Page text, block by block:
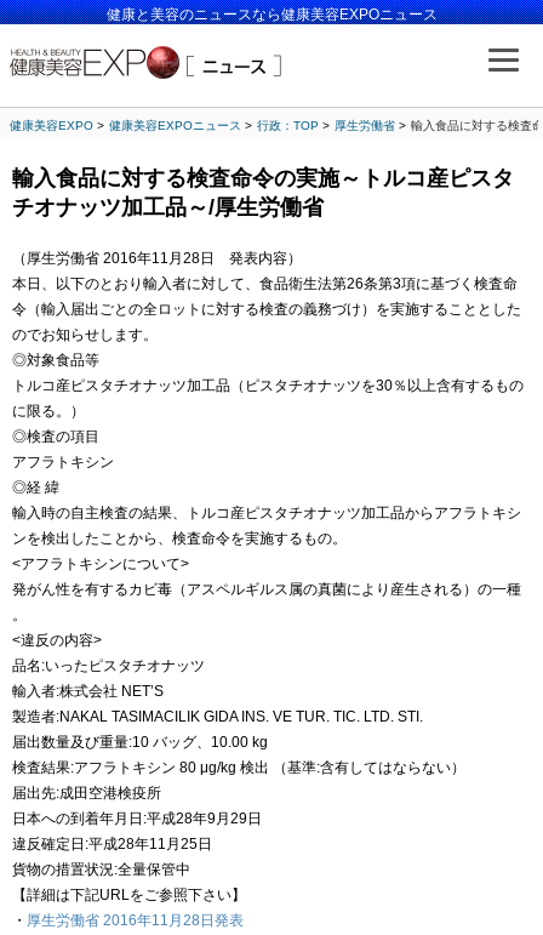
健康と美容のニュースなら健康美容EXPOニュース
健康美容EXPO 健康美容EXPOニュース 行政：TOP 厚生労働省 輸入食品に対する検査
輸入食品に対する検査命令の実施～トルコ産ピスタ
チオナッツ加工品～/厚生労働省
（厚生労働省 2016年11月28日 発表内容）
本日、以下のとおり輸入者に対して、食品衛生法第26条第3項に基づく検査命
令（輸入届出ごとの全ロットに対する検査の義務づけ）を実施することとした
のでお知らせします。
◎対象食品等
トルコ産ピスタチオナッツ加工品（ピスタチオナッツを30％以上含有するもの
に限る。）
◎検査の項目
アフラトキシン
◎経 緯
輸入時の自主検査の結果、トルコ産ピスタチオナッツ加工品からアフラトキシ
ンを検出したことから、検査命令を実施するもの。
<アフラトキシンについて>
発がん性を有するカビ毒（アスペルギルス属の真菌により産生される）の一種
。
<違反の内容>
品名:いったピスタチオナッツ
輸入者:株式会社 NET’S
製造者:NAKAL TASIMACILIK GIDA INS. VE TUR. TIC. LTD. STI.
届出数量及び重量:10 バッグ、10.00 kg
検査結果:アフラトキシン 80 μg/kg 検出 （基準:含有してはならない）
届出先:成田空港検疫所
日本への到着年月日:平成28年9月29日
違反確定日:平成28年11月25日
貨物の措置状況:全量保管中
【詳細は下記URLをご参照下さい】
・ 厚生労働省 2016年11月28日発表